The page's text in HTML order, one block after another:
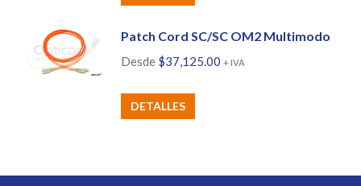
tiene
múltiples
Las
opciones
Patch Cord SC/SC OM2 Multimodo
Desde $37,125.00 + IVA
DETALLES